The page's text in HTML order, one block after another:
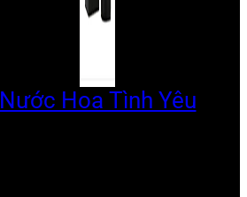
Nước Hoa Tình Yêu